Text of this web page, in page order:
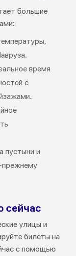
большие
время
с
пустыни и
прежнему
сейчас
улицы и
билеты на
с помощью